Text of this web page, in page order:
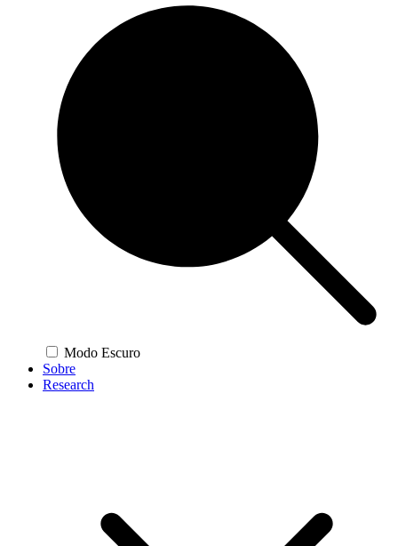
Modo Escuro
Sobre
Research